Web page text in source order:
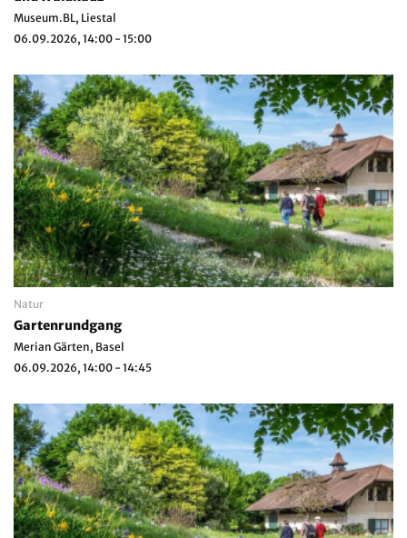
Museum.BL, Liestal
06.09.2026, 14:00 - 15:00
Natur
Gartenrundgang
Merian Gärten, Basel
06.09.2026, 14:00 - 14:45